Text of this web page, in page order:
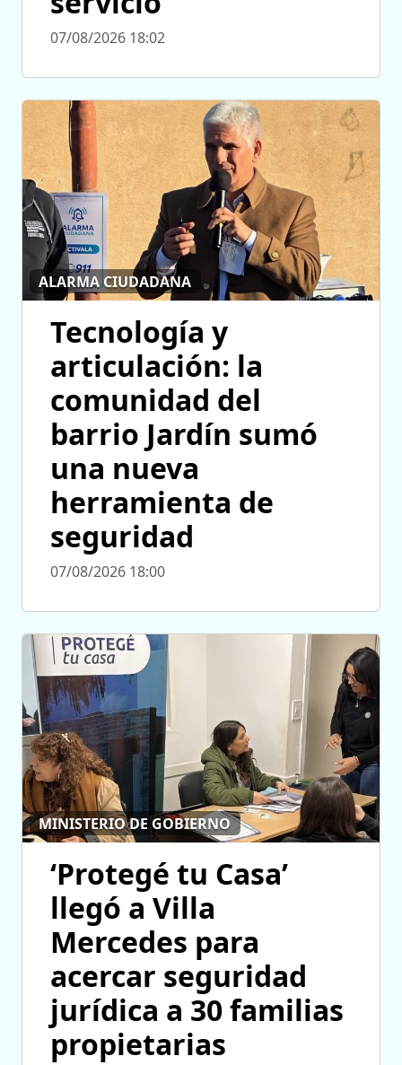
07/08/2026 18:02
ALARMA CIUDADANA
Tecnología y
articulación: la
comunidad del
barrio Jardín sumó
una nueva
herramienta de
seguridad
07/08/2026 18:00
MINISTERIO DE GOBIERNO
‘Protegé tu Casa’
llegó a Villa
Mercedes para
acercar seguridad
jurídica a 30 familias
propietarias